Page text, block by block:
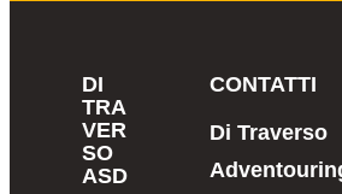
DI
TRA
VER
SO
ASD
CONTATTI
Di Traverso